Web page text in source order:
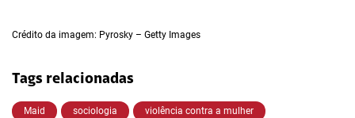
Crédito da imagem: Pyrosky – Getty Images
Tags relacionadas
Maid sociologia violência contra a mulher